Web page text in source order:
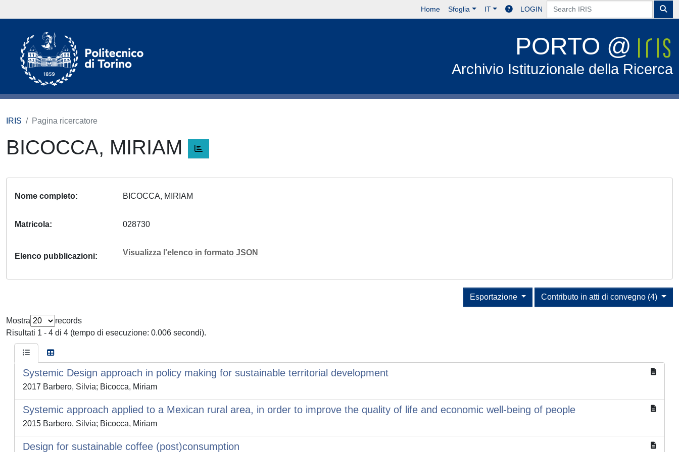
Home Sfoglia IT LOGIN
PORTO @
Archivio Istituzionale della Ricerca
IRIS Pagina ricercatore
BICOCCA, MIRIAM
Nome completo BICOCCA, MIRIAM
Matricola 028730
Elenco pubblicazioni Visualizza l'elenco in formato JSON
Contributo in atti di convegno (4)
Esportazione
Mostra
records
Risultati 1 - 4 di 4 (tempo di esecuzione: 0.006 secondi).
Systemic Design approach in policy making for sustainable territorial development
2017 Barbero, Silvia; Bicocca, Miriam
Systemic approach applied to a Mexican rural area, in order to improve the quality of life and economic well-being of people
2015 Barbero, Silvia; Bicocca, Miriam
Design for sustainable coffee (post)consumption